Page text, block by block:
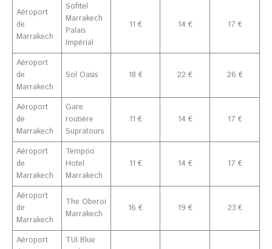
Aéroport
de
Marrakech
Sofitel
Marrakech
Palais
Impérial
11 € 14 € 17 €
Aéroport
de
Marrakech
Sol Oasis 18 € 22 € 26 €
Aéroport
de
Marrakech
Gare
routière
Supratours
11 € 14 € 17 €
Aéroport
de
Marrakech
Tempoo
Hotel
Marrakech
11 € 14 € 17 €
Aéroport
de
Marrakech
The Oberoi
Marrakech
16 € 19 € 23 €
Aéroport
TUI Blue